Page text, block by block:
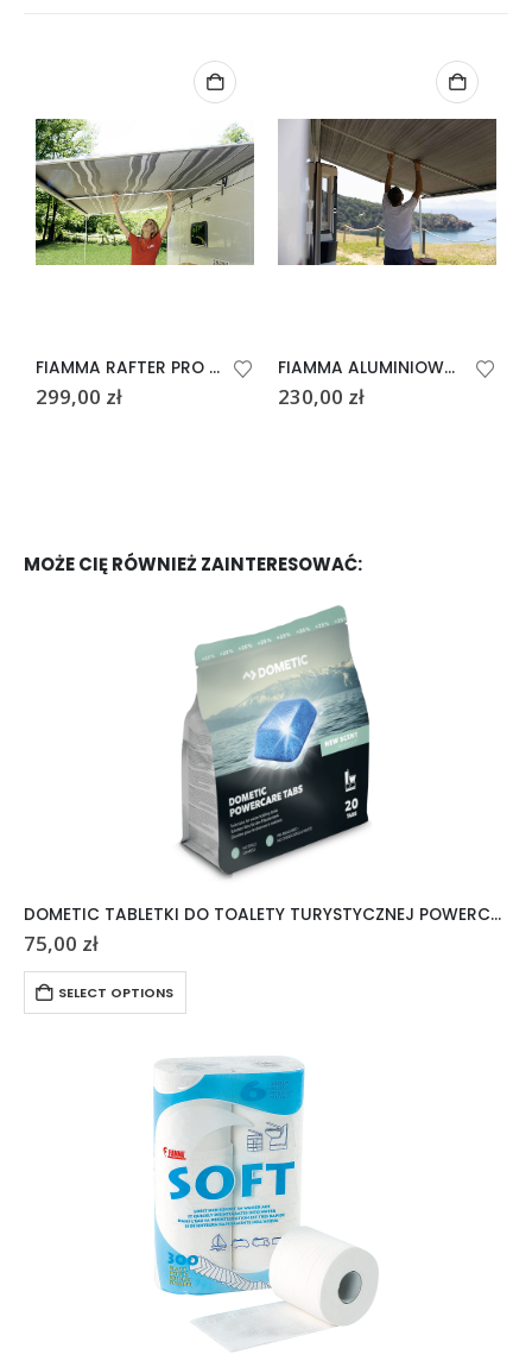
FIAMMA RAFTER PRO 144-265
299,00 zł
FIAMMA ALUMINIOWY RAFTER MARKIZY F45/65/80
230,00 zł
MOŻE CIĘ RÓWNIEŻ ZAINTERESOWAĆ:
DOMETIC TABLETKI DO TOALETY TURYSTYCZNEJ POWERCARE TABS 20 SZTUK
75,00 zł
SELECT OPTIONS